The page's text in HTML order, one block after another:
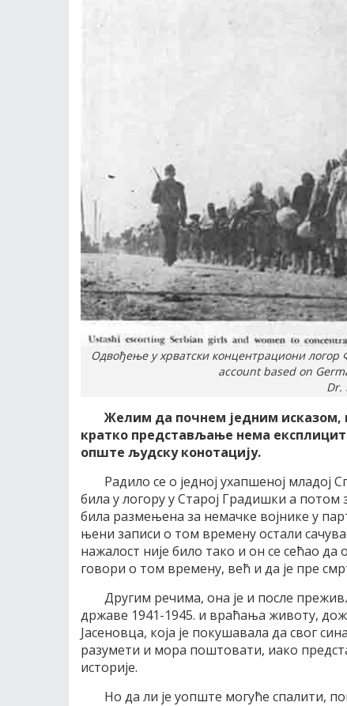
Одвођење у хрватски концентрациони
account based on
Dr.
Желим да почнем једним исказом,
кратко представљање нема
опште људску конотацију.
Радило се о једној ухапшеној младој
била у логору у Старој Градишки а потом
била размењена за немачке војнике у
њени записи о том времену остали
нажалост није било тако и он се сећао
говори о том времену, већ и да је пре
Другим речима, она је и после
државе 1941-1945. и враћања животу,
Јасеновца, која је покушавала да свог
разумети и мора поштовати, иако
историје.
Но да ли је уопште могуће спалити,